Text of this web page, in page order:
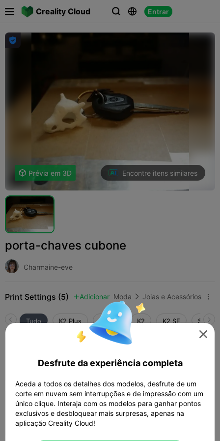
Creality Cloud   Entrar
 

 Prévia em 3D Encontre itens similares
porta-chaves cubone
Charmaine-eve
Print Settings (5)  Adicionar Moda  Joias e Acessórios 
Tudo K2 Plus K2 Pro K2 K2 SE
 14m 39s  1 plates  1.56g
0.2mm layer, 2 walls, 15% infill
 43m 48s  1 plates

Desfrute da experiência completa
Aceda a todos os detalhes dos modelos, desfrute de um
corte em nuvem sem interrupções e de impressão com um
único clique. Interaja com os modelos para ganhar pontos
exclusivos e desbloquear mais surpresas, apenas na
aplicação Creality Cloud!